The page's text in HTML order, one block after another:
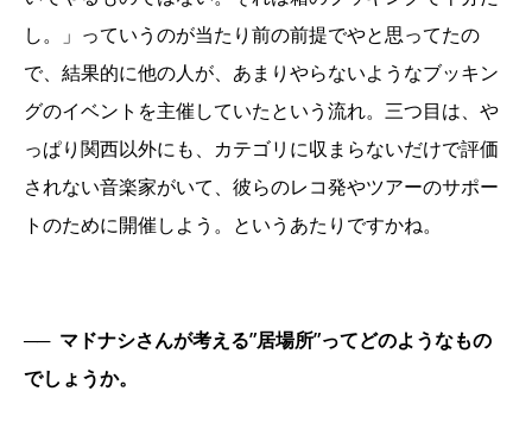
し。」っていうのが当たり前の前提でやと思ってたの
で、結果的に他の人が、あまりやらないようなブッキン
グのイベントを主催していたという流れ。三つ目は、や
っぱり関西以外にも、カテゴリに収まらないだけで評価
されない音楽家がいて、彼らのレコ発やツアーのサポー
トのために開催しよう。というあたりですかね。
── マドナシさんが考える”居場所”ってどのようなもの
でしょうか。